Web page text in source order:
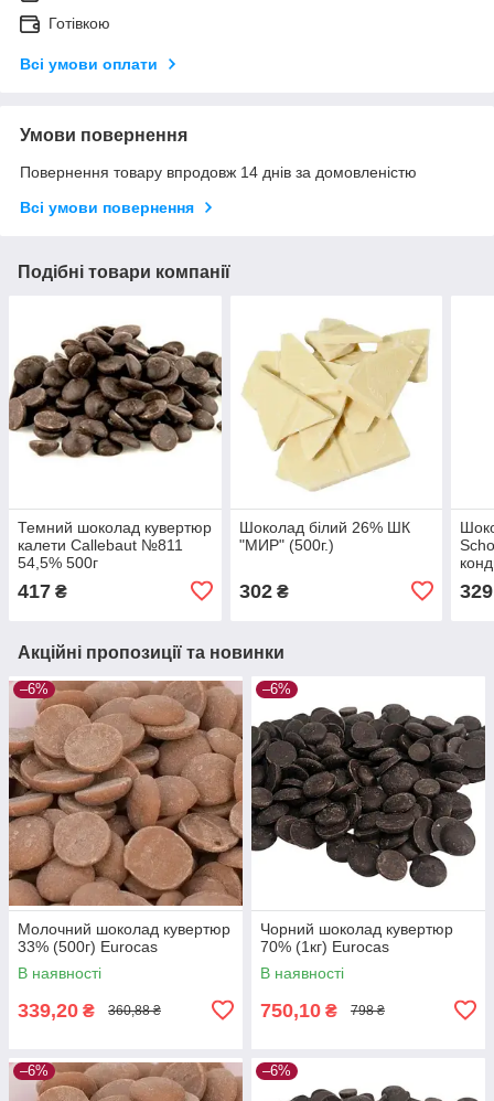
Готівкою
Всі умови оплати
Умови повернення
Повернення товару впродовж 14 днів за домовленістю
Всі умови повернення
Подібні товари компанії
Темний шоколад кувертюр
калети Callebaut №811
54,5% 500г
417 ₴
Шоколад білий 26% ШК
"МИР" (500г.)
302₴ 329
Акційні пропозиції та новинки
–6%
Молочний шоколад кувертюр
33% (500г) Eurocas
В наявності
339,20 ₴ 360,88 ₴
–6%
Чорний шоколад кувертюр
70% (1кг) Eurocas
В наявності
750,10 ₴ 798 ₴
–6% –6%